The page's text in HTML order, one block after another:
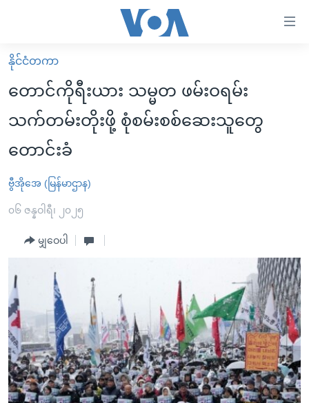
လွယ်ကူ
စေ
များ
ပင်မ
အကြောင်းအရာ
ကျော်
ညွန်း
စာမျက်နှာ
သို့
ကျော်
မူလစာမျက်နှာ
မြန်မာ
ကမ္ဘာ့သတင်းများ
နိုင်ငံတကာ
အစ္စရေး-ပါလက်စတိုင်း
ဗွီဒီယို
အင်္ဂလိပ်စာလေ့လာမယ်
အမေရိကန်သုံးအီဒီယံ
မကြေးမုံရဲ့ အင်္ဂလိပ်စာ
ရုပ်ရှင်ထဲက အင်္ဂလိပ်စာ
သုတပဒေသာ အင်္ဂလိပ်စာ
အပတ်စဉ်ကဏ္ဍများ
ရေဒီယိုနှင့်ရုပ်သံ အချက်အလက်များ
ရေဒီယို/တီဗွီအစီအစဉ်
Learning English
ဗွီအိုအေ လူမှုကွန်ယက်များ
နိုင်ငံတကာ
တောင်ကိုရီးယား သမ္မတ ဖမ်းဝရမ်း
သက်တမ်းတိုးဖို့ စုံစမ်းစစ်ဆေးသူတွေ
တောင်းခံ
ဗွီအိုအေ (မြန်မာဌာန)
၀၆ ဇန္နဝါရီ၊ ၂၀၂၅
မျှဝေပါ